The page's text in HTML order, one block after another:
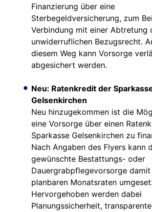
Finanzierung über eine
Sterbegeldversicherung, zum
Verbindung mit einer Abtretung
unwiderruflichen Bezugsrecht.
diesem Weg kann Vorsorge
abgesichert werden.
Neu: Ratenkredit der
Gelsenkirchen
Neu hinzugekommen ist die
eine Vorsorge über einen
Sparkasse Gelsenkirchen zu
Nach Angaben des Flyers kann
gewünschte Bestattungs- oder
Dauergrabpflegevorsorge
planbaren Monatsraten
Hervorgehoben werden dabei
Planungssicherheit, transparente